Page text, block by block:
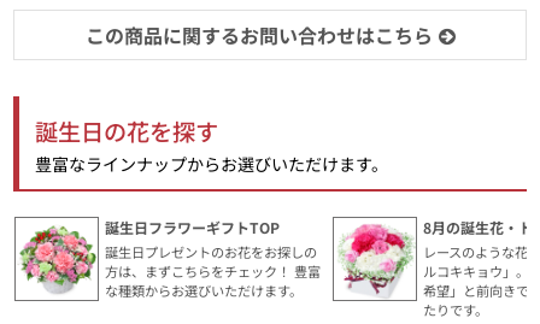
この商品に関するお問い合わせはこちら
誕生日の花を探す
豊富なラインナップからお選びいただけます。
誕生日フラワーギフトTOP
誕生日プレゼントのお花をお探しの
方は、まずこちらをチェック！ 豊富
な種類からお選びいただけます。
8月の誕生花・ト
レースのような花
ルコキキョウ」。
希望」と前向きで
たりです。